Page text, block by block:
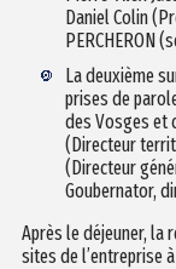
Daniel Colin
PERCHERON
La deuxième
prises de
des Vosges et
(Directeur
(Directeur
Goubernator,
Après le déjeuner, la
sites de l’entreprise